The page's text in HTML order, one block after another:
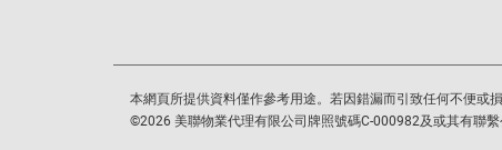
本網頁所提供資料僅作參考用途。若因錯漏而引致任何不便或
©2026 美聯物業代理有限公司牌照號碼C-000982及或其有聯繫